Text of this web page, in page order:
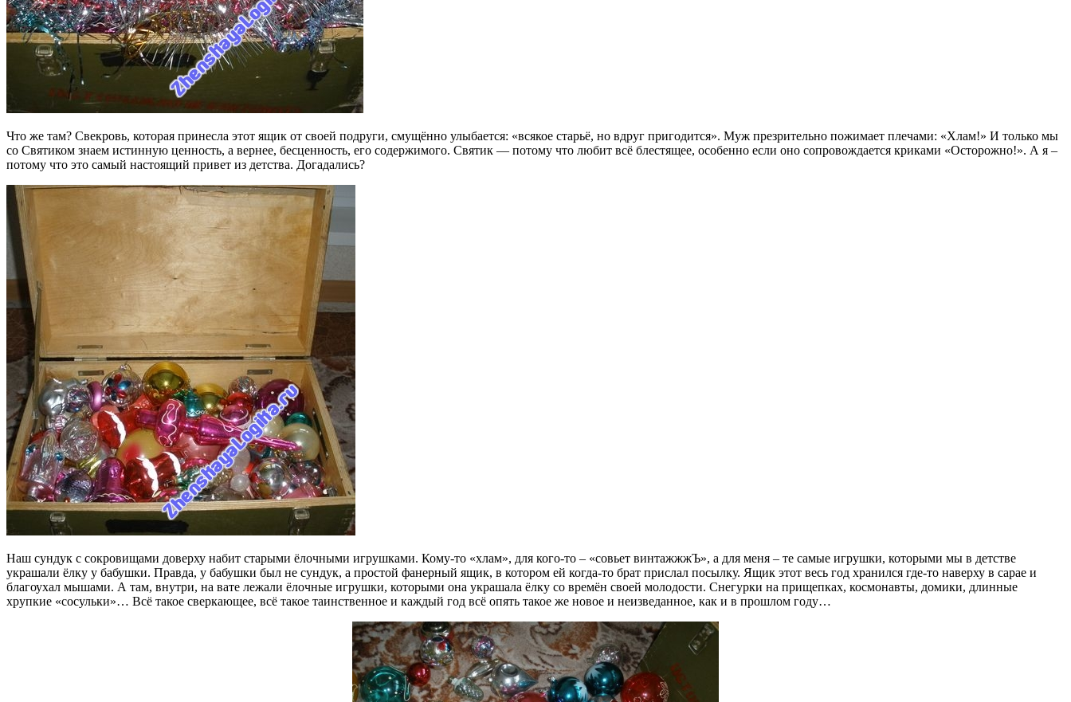
Что же там? Свекровь, которая принесла этот ящик от своей подруги, смущённо улыбается: «всякое старьё, но вдруг пригодится». Муж презрительно пожимает плечами: «Хлам!» И только мы
со Святиком знаем истинную ценность, а вернее, бесценность, его содержимого. Святик — потому что любит всё блестящее, особенно если оно сопровождается криками «Осторожно!». А я –
потому что это самый настоящий привет из детства. Догадались?
Наш сундук с сокровищами доверху набит старыми ёлочными игрушками. Кому-то «хлам», для кого-то – «совьет винтажжжЪ», а для меня – те самые игрушки, которыми мы в детстве
украшали ёлку у бабушки. Правда, у бабушки был не сундук, а простой фанерный ящик, в котором ей когда-то брат прислал посылку. Ящик этот весь год хранился где-то наверху в сарае и
благоухал мышами. А там, внутри, на вате лежали ёлочные игрушки, которыми она украшала ёлку со времён своей молодости. Снегурки на прищепках, космонавты, домики, длинные
хрупкие «сосульки»… Всё такое сверкающее, всё такое таинственное и каждый год всё опять такое же новое и неизведанное, как и в прошлом году…